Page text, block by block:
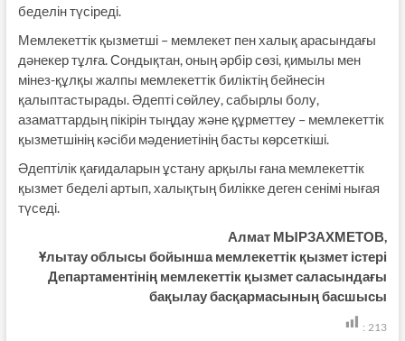
беделін түсіреді.
Мемлекеттік қызметші – мемлекет пен халық арасындағы
дәнекер тұлға. Сондықтан, оның әрбір сөзі, қимылы мен
мінез-құлқы жалпы мемлекеттік биліктің бейнесін
қалыптастырады. Әдепті сөйлеу, сабырлы болу,
азаматтардың пікірін тыңдау және құрметтеу – мемлекеттік
қызметшінің кәсіби мәдениетінің басты көрсеткіші.
Әдептілік қағидаларын ұстану арқылы ғана мемлекеттік
қызмет беделі артып, халықтың билікке деген сенімі нығая
түседі.
Алмат МЫРЗАХМЕТОВ,
Ұлытау облысы бойынша мемлекеттік қызмет істері
Департаментінің мемлекеттік қызмет саласындағы
бақылау басқармасының басшысы
: 213